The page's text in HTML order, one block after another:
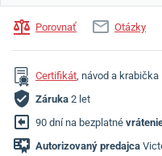
Porovnať Otázky
Certifikát, návod a krabička
Záruka 2 let
90 dní na bezplatné
Autorizovaný predajca